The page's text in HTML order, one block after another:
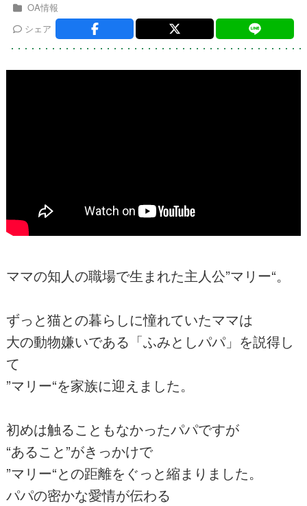
OA情報
シェア
ママの知人の職場で生まれた主人公”マリー“。
ずっと猫との暮らしに憧れていたママは
大の動物嫌いである「ふみとしパパ」を説得し
て
”マリー“を家族に迎えました。
初めは触ることもなかったパパですが
“あること”がきっかけで
”マリー“との距離をぐっと縮まりました。
パパの密かな愛情が伝わる